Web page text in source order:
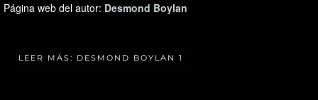
Página web del autor: Desmond Boylan
LEER MÁS: DESMOND BOYLAN 1